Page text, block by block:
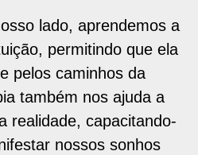
lado, aprendemos a
permitindo que ela
pelos caminhos da
também nos ajuda a
realidade, capacitando-
nossos sonhos